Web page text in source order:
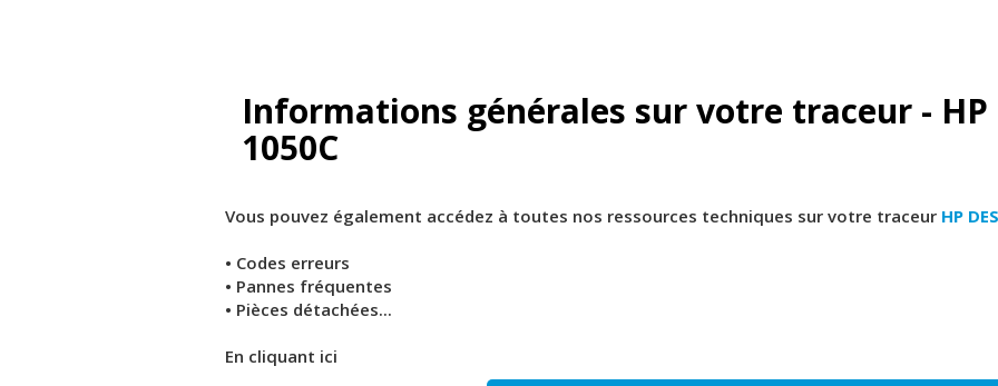
Informations générales sur votre traceur - HP
1050C
Vous pouvez également accédez à toutes nos ressources techniques sur votre traceur HP
• Codes erreurs
• Pannes fréquentes
• Pièces détachées...
En cliquant ici